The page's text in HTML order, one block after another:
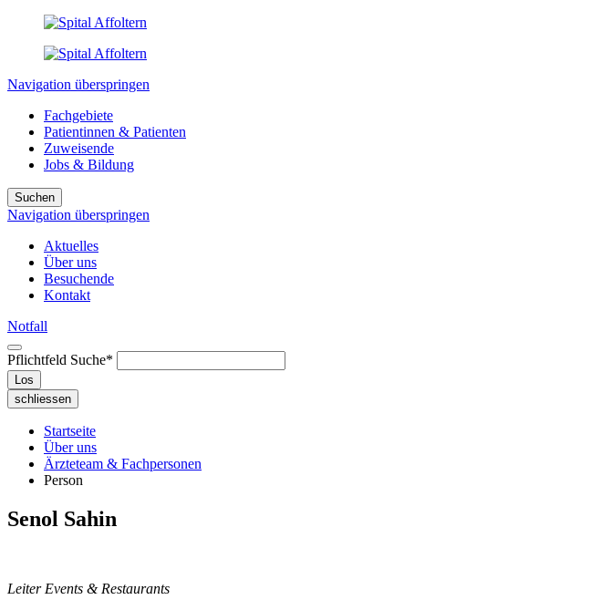
Navigation überspringen
Fachgebiete
Patientinnen & Patienten
Zuweisende
Jobs & Bildung
Suchen
Navigation überspringen
Aktuelles
Über uns
Besuchende
Kontakt
Notfall
Pflichtfeld Suche*
Los
schliessen
Startseite
Über uns
Ärzteteam & Fachpersonen
Person
Senol Sahin
Leiter Events & Restaurants